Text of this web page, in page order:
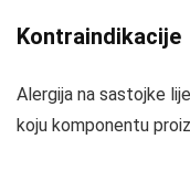
Kontraindikacije
Alergija na sastojke
koju komponentu